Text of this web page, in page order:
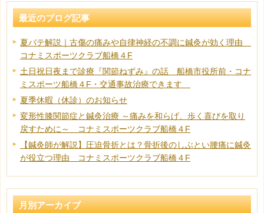
最近のブログ記事
夏バテ解説｜古傷の痛みや自律神経の不調に鍼灸が効く理由
コナミスポーツクラブ船橋４F
土日祝日夜まで診療『関節ねずみ』の話 船橋市役所前・コナ
ミスポーツ船橋４F・交通事故治療できます
夏季休暇（休診）のお知らせ
変形性膝関節症と鍼灸治療 ～痛みを和らげ、歩く喜びを取り
戻すために～ コナミスポーツクラブ船橋４F
【鍼灸師が解説】圧迫骨折とは？骨折後のしぶとい腰痛に鍼灸
が役立つ理由 コナミスポーツクラブ船橋４F
月別アーカイブ